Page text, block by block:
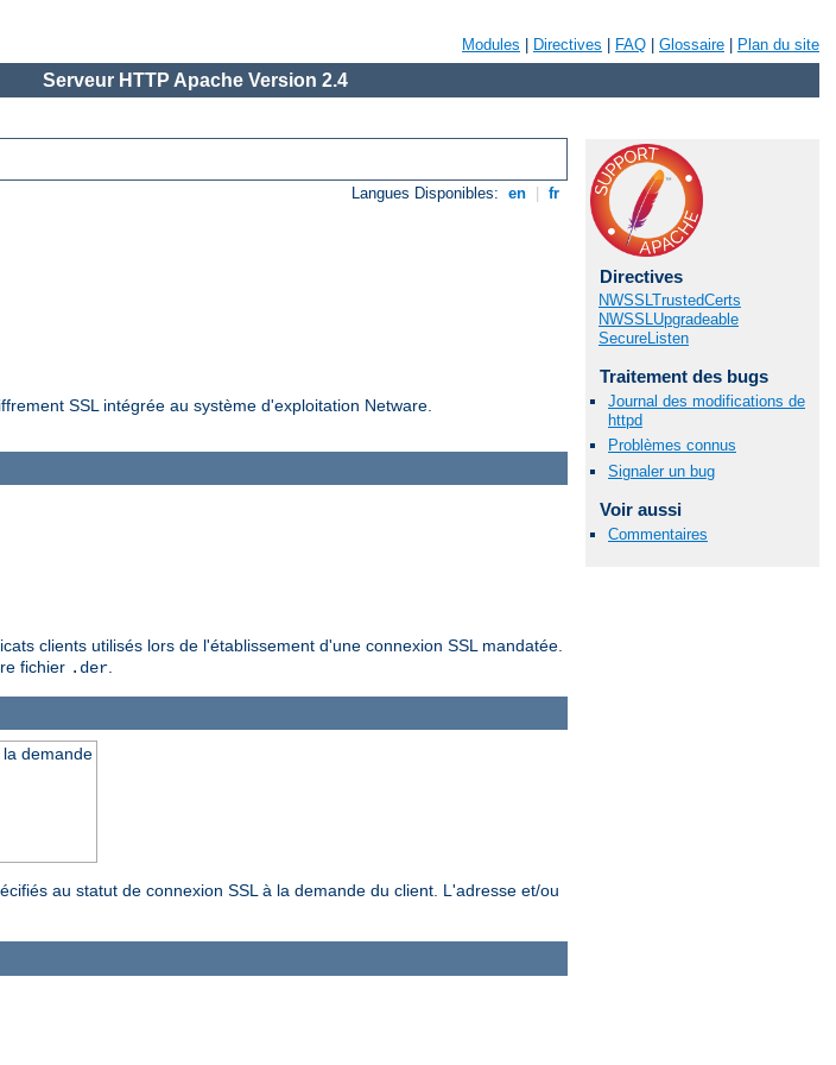
Modules Directives FAQ Glossaire Plan du site
Serveur HTTP Apache Version 2.4
Langues Disponibles: en fr
SSL intégrée au système d'exploitation Netware.
Directives
NWSSLTrustedCerts
NWSSLUpgradeable
SecureListen
Traitement des bugs
Journal des modifications de
httpd
Problèmes connus
Signaler un bug
Voir aussi
Commentaires
clients utilisés lors de l'établissement d'une connexion SSL mandatée.
fichier .der
demande
au statut de connexion SSL à la demande du client. L'adresse et/ou